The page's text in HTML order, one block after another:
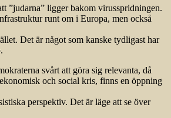
”judarna” ligger bakom virusspridningen.
runt om i Europa, men också
Det är något som kanske tydligast har
svårt att göra sig relevanta, då
och social kris, finns en öppning
perspektiv. Det är läge att se över